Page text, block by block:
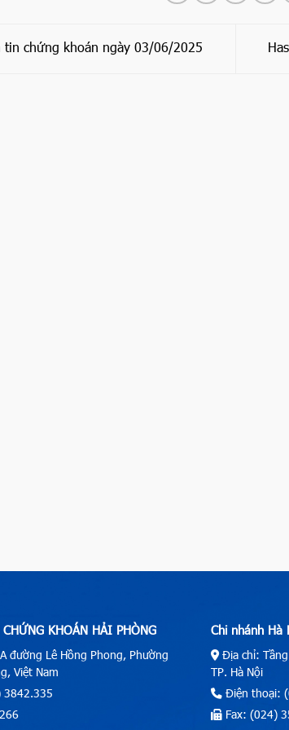
tin chứng khoán ngày 03/06/2025
KHOÁN HẢI PHÒNG
đường Lê Hồng Phong, Phường
Việt Nam
Chi nhánh Hà
Địa chỉ: Tầng
TP. Hà Nội
Điện thoại:
Fax: (024)